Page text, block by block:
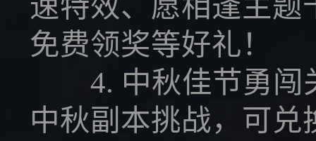
速特效、愿相逢主
免费领奖等好礼！
4. 中秋佳节勇闯关
中秋副本挑战，可